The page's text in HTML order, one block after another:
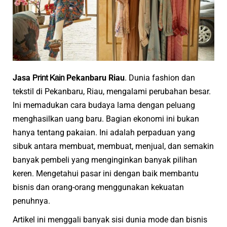
Jasa Print KainPekanbaru Riau. Dunia fashion dan
tekstil di Pekanbaru, Riau, mengalami perubahan besar.
Ini memadukan cara budaya lama dengan peluang
menghasilkan uang baru. Bagian ekonomi ini bukan
hanya tentang pakaian. Ini adalah perpaduan yang
sibuk antara membuat, membuat, menjual, dan semakin
banyak pembeli yang menginginkan banyak pilihan
keren. Mengetahui pasar ini dengan baik membantu
bisnis dan orang-orang menggunakan kekuatan
penuhnya.
Artikel ini menggali banyak sisi dunia mode dan bisnis